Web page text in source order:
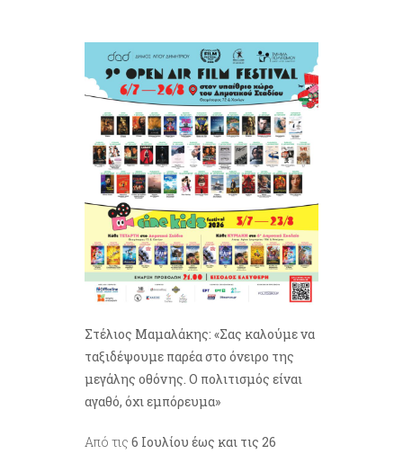
Στέλιος Μαμαλάκης: «Σας καλούμε να
ταξιδέψουμε παρέα στο όνειρο της
μεγάλης οθόνης. Ο πολιτισμός είναι
αγαθό, όχι εμπόρευμα»
Από τις 6 Ιουλίου έως και τις 26